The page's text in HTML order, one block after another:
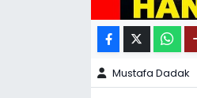
Mustafa Dadak